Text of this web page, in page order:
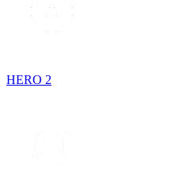
HERO 2